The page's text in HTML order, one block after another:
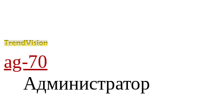
ag-70
Администратор